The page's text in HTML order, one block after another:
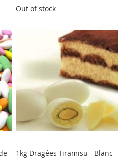
Out of stock
1kg Dragées Tiramisu - Blanc